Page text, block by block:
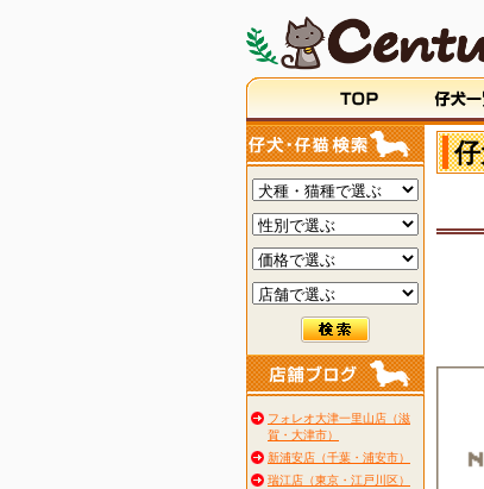
フォレオ大津一里山店（滋
賀・大津市）
新浦安店（千葉・浦安市）
瑞江店（東京・江戸川区）